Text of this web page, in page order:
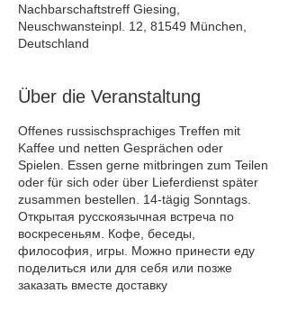
Nachbarschaftstreff Giesing,
Neuschwansteinpl. 12, 81549 München,
Deutschland
Über die Veranstaltung
Offenes russischsprachiges Treffen mit
Kaffee und netten Gesprächen oder
Spielen. Essen gerne mitbringen zum Teilen
oder für sich oder über Lieferdienst später
zusammen bestellen. 14-tägig Sonntags.
Открытая русскоязычная встреча по
воскресеньям. Кофе, беседы,
философия, игры. Можно принести еду
поделиться или для себя или позже
заказать вместе доставку